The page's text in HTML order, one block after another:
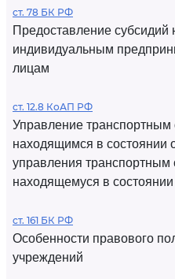
ст. 78 БК РФ
Предоставление
индивидуальным
лицам
ст. 12.8 КоАП РФ
Управление транспортным
находящимся в состоянии
управления транспортным
находящемуся в
ст. 161 БК РФ
Особенности правового
учреждений